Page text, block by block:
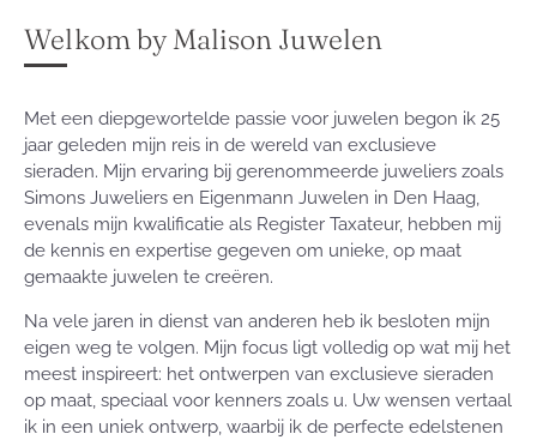
Welkom by Malison Juwelen
Met een diepgewortelde passie voor juwelen begon ik 25
jaar geleden mijn reis in de wereld van exclusieve
sieraden. Mijn ervaring bij gerenommeerde juweliers zoals
Simons Juweliers en Eigenmann Juwelen in Den Haag,
evenals mijn kwalificatie als Register Taxateur, hebben mij
de kennis en expertise gegeven om unieke, op maat
gemaakte juwelen te creëren.
Na vele jaren in dienst van anderen heb ik besloten mijn
eigen weg te volgen. Mijn focus ligt volledig op wat mij het
meest inspireert: het ontwerpen van exclusieve sieraden
op maat, speciaal voor kenners zoals u. Uw wensen vertaal
ik in een uniek ontwerp, waarbij ik de perfecte edelstenen